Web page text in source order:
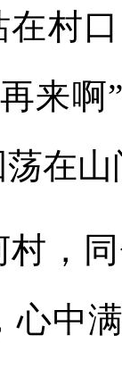
村
来啊
在
，
心中